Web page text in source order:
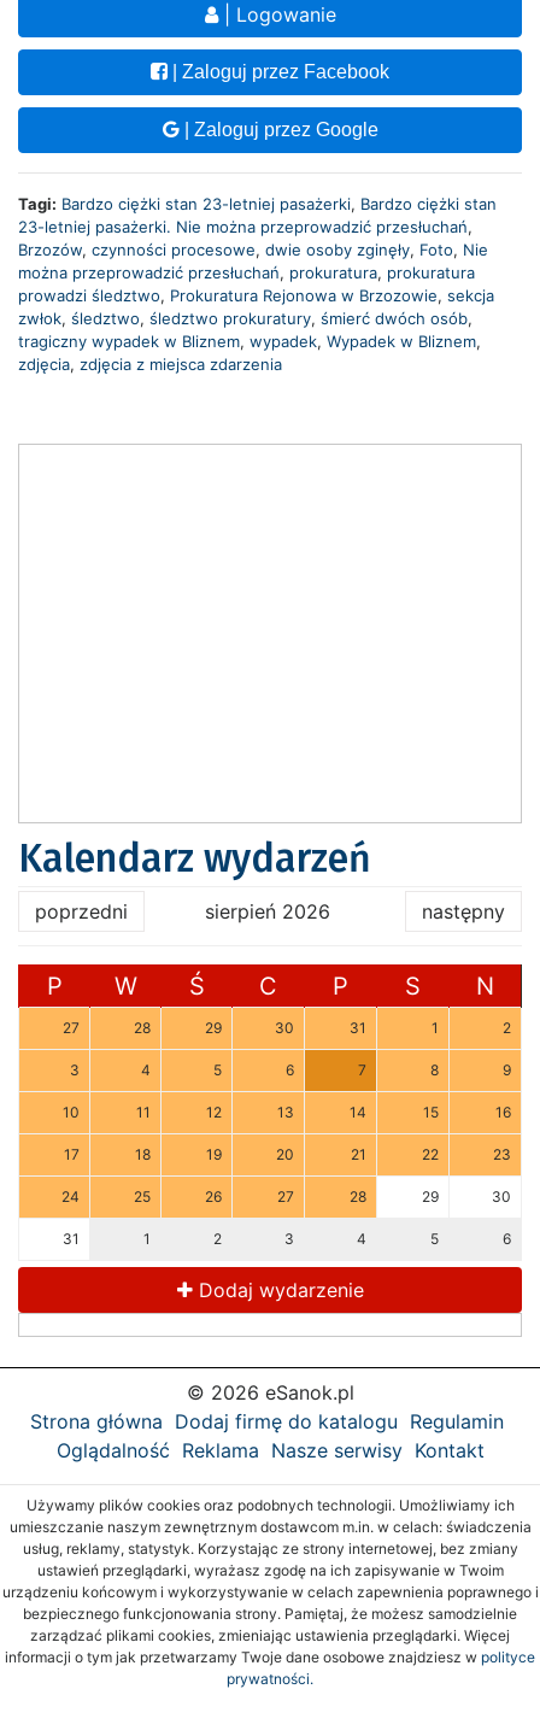
| Logowanie
| Zaloguj przez Facebook
| Zaloguj przez Google
Tagi: Bardzo ciężki stan 23-letniej pasażerki, Bardzo ciężki stan
23-letniej pasażerki. Nie można przeprowadzić przesłuchań,
Brzozów, czynności procesowe, dwie osoby zginęły, Foto, Nie
można przeprowadzić przesłuchań, prokuratura, prokuratura
prowadzi śledztwo, Prokuratura Rejonowa w Brzozowie, sekcja
zwłok, śledztwo, śledztwo prokuratury, śmierć dwóch osób,
tragiczny wypadek w Bliznem, wypadek, Wypadek w Bliznem,
zdjęcia, zdjęcia z miejsca zdarzenia
Kalendarz wydarzeń
poprzedni sierpień 2026 następny
P W Ś C P S N
27 28 29 30 31 1 2
3 4 5 6 7 8 9
10 11 12 13 14 15 16
17 18 19 20 21 22 23
24 25 26 27 28 29 30
31 1 2 3 4 5 6
Dodaj wydarzenie
© 2026 eSanok.pl
Strona główna Dodaj firmę do katalogu Regulamin
Oglądalność Reklama Nasze serwisy Kontakt
Używamy plików cookies oraz podobnych technologii. Umożliwiamy ich
umieszczanie naszym zewnętrznym dostawcom m.in. w celach: świadczenia
usług, reklamy, statystyk. Korzystając ze strony internetowej, bez zmiany
ustawień przeglądarki, wyrażasz zgodę na ich zapisywanie w Twoim
urządzeniu końcowym i wykorzystywanie w celach zapewnienia poprawnego i
bezpiecznego funkcjonowania strony. Pamiętaj, że możesz samodzielnie
zarządzać plikami cookies, zmieniając ustawienia przeglądarki. Więcej
informacji o tym jak przetwarzamy Twoje dane osobowe znajdziesz w polityce
prywatności.